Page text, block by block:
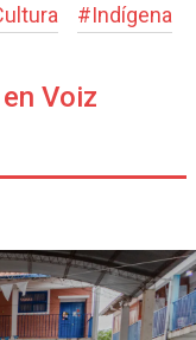
#Indígena
Voiz